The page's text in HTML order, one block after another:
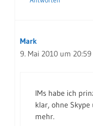
Mark
9. Mai 2010 um
IMs habe ich
klar, ohne
mehr.